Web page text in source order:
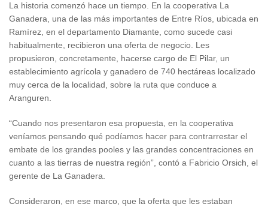
La historia comenzó hace un tiempo. En la cooperativa La
Ganadera, una de las más importantes de Entre Ríos, ubicada en
Ramírez, en el departamento Diamante, como sucede casi
habitualmente, recibieron una oferta de negocio. Les
propusieron, concretamente, hacerse cargo de El Pilar, un
establecimiento agrícola y ganadero de 740 hectáreas localizado
muy cerca de la localidad, sobre la ruta que conduce a
Aranguren.
“Cuando nos presentaron esa propuesta, en la cooperativa
veníamos pensando qué podíamos hacer para contrarrestar el
embate de los grandes pooles y las grandes concentraciones en
cuanto a las tierras de nuestra región”, contó a Fabricio Orsich, el
gerente de La Ganadera.
Consideraron, en ese marco, que la oferta que les estaban